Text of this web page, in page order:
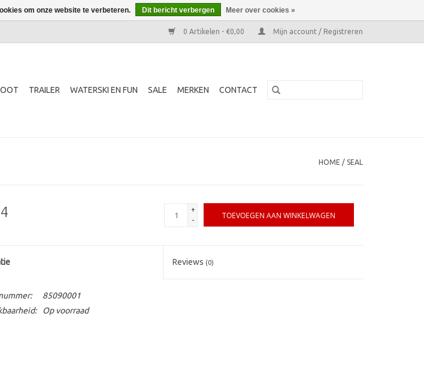
0 Artikelen - €0,00 Mijn account / Registreren
TRAILER WATERSKI EN FUN SALE MERKEN CONTACT
HOME / SEAL
+
-
TOEVOEGEN AAN WINKELWAGEN
Reviews (0)
85090001
Op voorraad
om onze website te verbeteren. Dit bericht verbergen Meer over cookies »